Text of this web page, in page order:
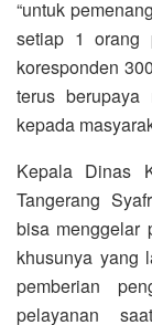
“untuk
setiap 1 orang
koresponden
terus berupaya
kepada
Kepala Dinas
Tangerang
bisa menggelar
khusunya yang
pemberian
pelayanan